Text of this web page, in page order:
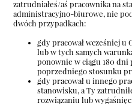
zatrudniałeś/aś pracownika na
administracyjno-biurowe, nie
dwóch przypadkach:
gdy pracował wcześniej u
lub w tych samych
ponownie w ciągu 180
poprzedniego stosunku
gdy pracował u innego
stanowisku, a Ty
rozwiązaniu lub